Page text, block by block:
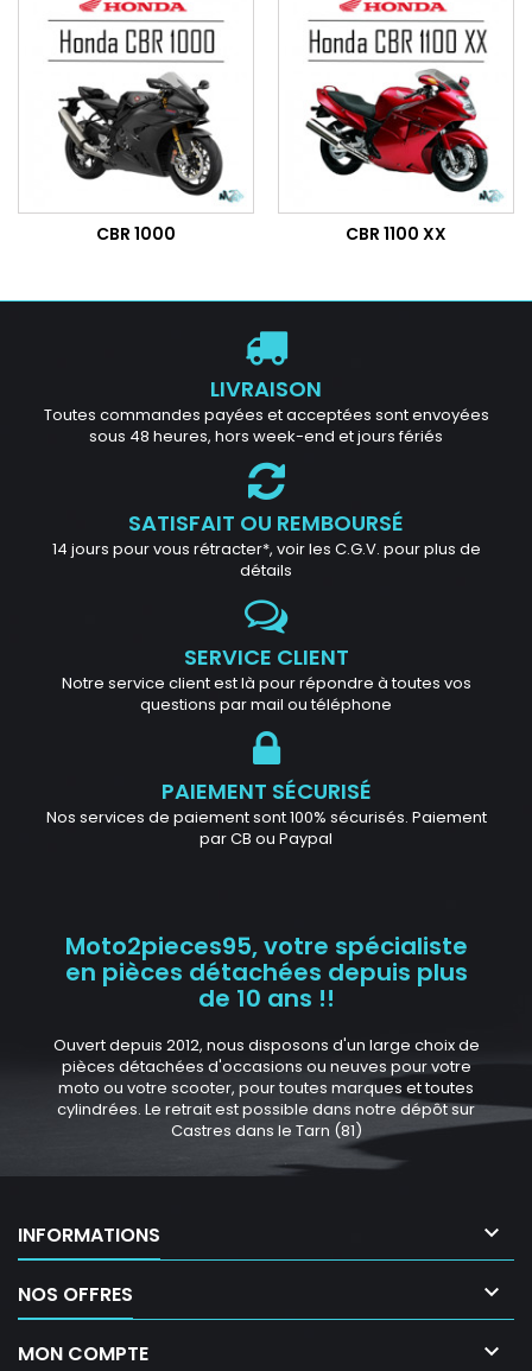
CBR 1000 CBR 1100 XX
LIVRAISON
Toutes commandes payées et acceptées sont envoyées
sous 48 heures, hors week-end et jours fériés
SATISFAIT OU REMBOURSÉ
14 jours pour vous rétracter*, voir les C.G.V. pour plus de
détails
SERVICE CLIENT
Notre service client est là pour répondre à toutes vos
questions par mail ou téléphone
PAIEMENT SÉCURISÉ
Nos services de paiement sont 100% sécurisés. Paiement
par CB ou Paypal
Moto2pieces95, votre spécialiste
en pièces détachées depuis plus
de 10 ans !!
Ouvert depuis 2012, nous disposons d'un large choix de
pièces détachées d'occasions ou neuves pour votre
moto ou votre scooter, pour toutes marques et toutes
cylindrées. Le retrait est possible dans notre dépôt sur
Castres dans le Tarn (81)
INFORMATIONS 
NOS OFFRES 
MON COMPTE 